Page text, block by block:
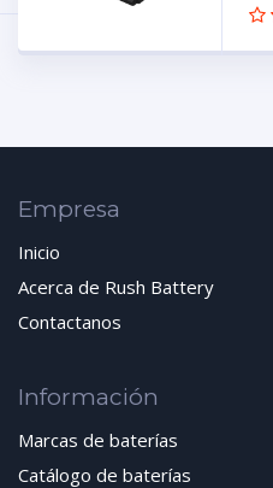
Empresa
Inicio
Acerca de Rush Battery
Contactanos
Información
Marcas de baterías
Catálogo de baterías